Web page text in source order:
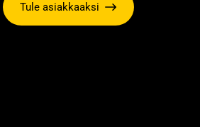
Tule asiakkaaksi